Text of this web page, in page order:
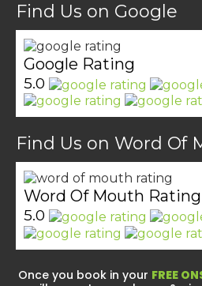
Find Us on Google
Google Rating
5.0
Find Us on Word Of
Word Of Mouth Rating
5.0
Once you book in your FREE